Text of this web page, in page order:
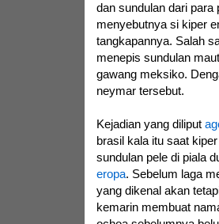
dan sundulan dari para
menyebutnya si kiper
tangkapannya. Salah
menepis sundulan
gawang meksiko.
neymar tersebut.
Kejadian yang diliput
brasil kala itu saat
sundulan pele di piala
eropa. Sebelum laga
yang dikenal akan
kemarin membuat